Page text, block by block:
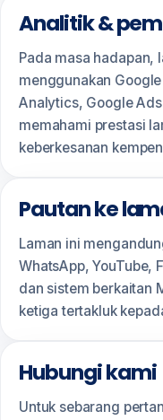
Analitik &
Pada masa hadapan,
menggunakan
Analytics, Google
memahami prestasi
keberkesanan
Pautan ke
Laman ini
WhatsApp, YouTube,
dan sistem berkaitan
ketiga tertakluk
Hubungi kami
Untuk sebarang